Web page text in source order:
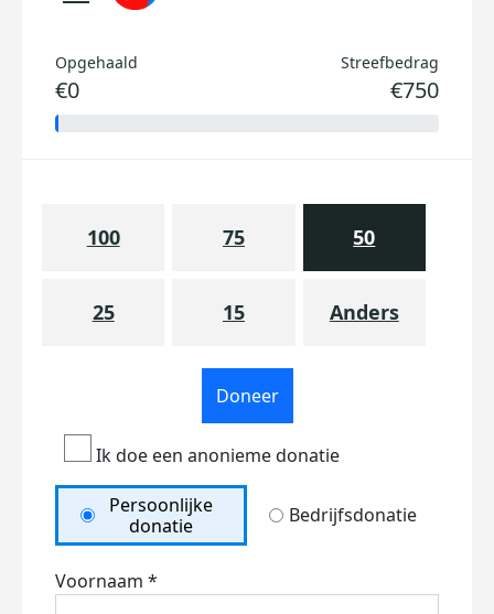
Opgehaald
€0
Streefbedrag
€750
100 75 50
25 15 Anders
Doneer
Ik doe een anonieme donatie
Persoonlijke
donatie
Bedrijfsdonatie
Voornaam *